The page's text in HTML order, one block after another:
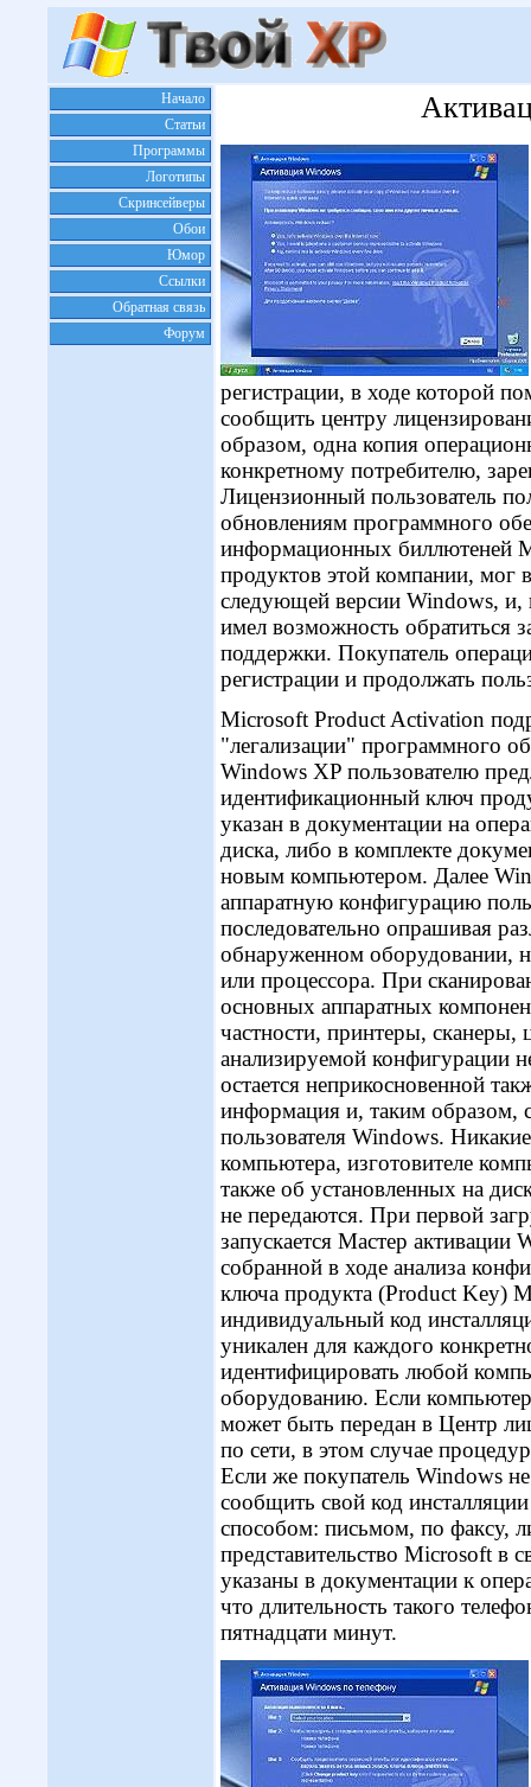
Начало
Статьи
Программы
Логотипы
Скринсейверы
Обои
Юмор
Ссылки
Обратная связь
Форум
регистрации, в ходе которой
сообщить центру
образом, одна копия
конкретному потребителю,
Лицензионный пользователь
обновлениям программного
информационных биллютеней
продуктов этой компании, мог
следующей версии Windows, и,
имел возможность обратиться
поддержки. Покупатель
регистрации и продолжать
Microsoft Product Activation
"легализации" программного
Windows XP пользователю
идентификационный ключ
указан в документации на
диска, либо в комплекте
новым компьютером. Далее
аппаратную конфигурацию
последовательно опрашивая
обнаруженном оборудовании,
или процессора. При
основных аппаратных
частности, принтеры,
анализируемой конфигурации
остается неприкосновенной
информация и, таким образом,
пользователя Windows.
компьютера, изготовителе
также об установленных на
не передаются. При первой
запускается Мастер
собранной в ходе анализа
ключа продукта (Product Key)
индивидуальный код
уникален для каждого
идентифицировать любой
оборудованию. Если
может быть передан в Центр
по сети, в этом случае
Если же покупатель Windows
сообщить свой код
способом: письмом, по факсу,
представительство Microsoft в
указаны в документации к
что длительность такого
пятнадцати минут.